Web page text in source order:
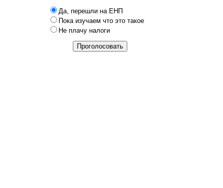
Да, перешли на ЕНП
Пока изучаем что это такое
Не плачу налоги